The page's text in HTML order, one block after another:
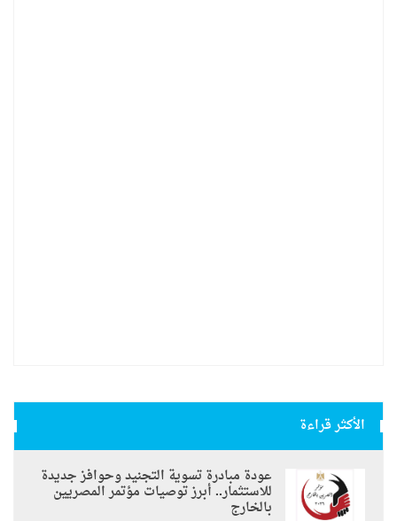
الأكثر قراءة
عودة مبادرة تسوية التجنيد وحوافز جديدة
للاستثمار.. أبرز توصيات مؤتمر المصريين
بالخارج